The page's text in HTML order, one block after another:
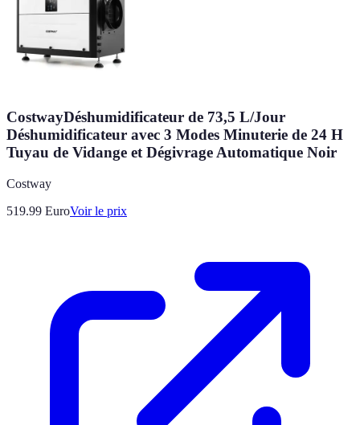
CostwayDéshumidificateur de 73,5 L/Jour
Déshumidificateur avec 3 Modes Minuterie de 24 H
Tuyau de Vidange et Dégivrage Automatique Noir
Costway
519.99 EuroVoir le prix